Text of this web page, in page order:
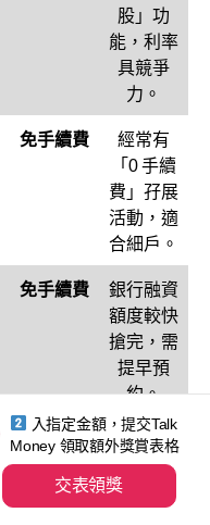
股」功
能，利率
具競爭
力。
免手續費
經常有
「0 手續
費」孖展
活動，適
合細戶。
免手續費
銀行融資
額度較快
搶完，需
提早預
約。
，計息期
入指定金額，提交Talk
Money 領取額外獎賞表格
交表領獎